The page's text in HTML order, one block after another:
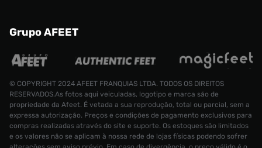
CONTINUAR COMPRANDO
Tênis Vans Ua Upland Unissex
Tamanho:35
R$ 699,99
R$ 519,99
ADICIONAR AO CARRINHO
Grupo AFEET
© COPYRIGHT 2024 AFEET FRANQUIAS LTDA. TODOS OS DIREITOS
RESERVADOS.As fotos aqui veiculadas, logotipo e marca são de
propriedade da Afeet. É vetada a sua reprodução, total ou parcial, sem a
expressa autorização. Preços e condições de pagamento exclusivos para
compras realizadas através do site e suporte. Os estoques são limitados
e os valores não se aplicam à nossa rede de lojas físicas podendo sofrer